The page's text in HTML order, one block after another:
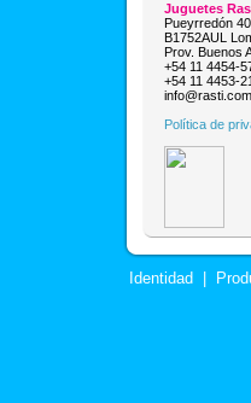
Juguetes
Pueyrredón
B1752AUL
Prov. Buenos
+54 11 4454-
+54 11 4453-
Política de
Identidad